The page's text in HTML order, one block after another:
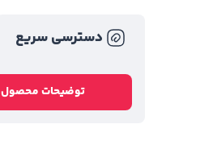
دسترسی سریع
توضیحات محصول